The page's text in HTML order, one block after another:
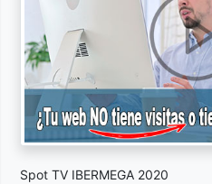
Spot TV IBERMEGA 2020